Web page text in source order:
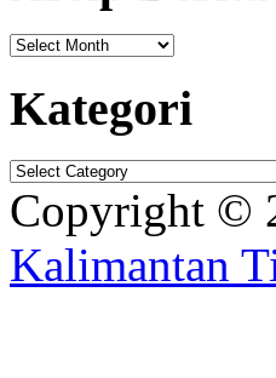
Kategori
Copyright ©
Kalimantan